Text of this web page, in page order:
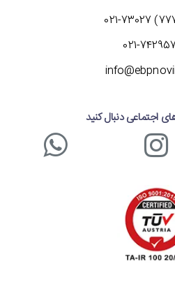
021-
اجتماعی دنبال کنید